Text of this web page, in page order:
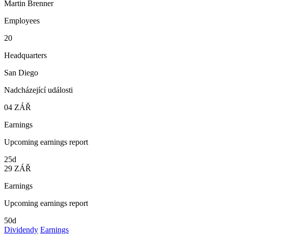
Martin Brenner
Employees
20
Headquarters
San Diego
Nadcházející události
04 ZÁŘ
Earnings
Upcoming earnings report
25d
29 ZÁŘ
Earnings
Upcoming earnings report
50d
Dividendy Earnings